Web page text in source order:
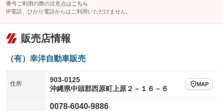
番号ご利用の際の注意点は こちら
IP電話、ひかり電話からはご利用いただけません。
販売店情報
（有）幸洋自動車販売
住所
903-0125
沖縄県中頭郡西原町上原２－１６－６
MAP
0078-6040-9886